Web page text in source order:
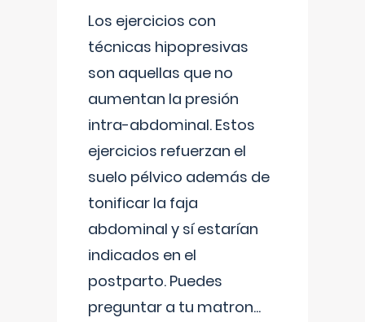
Los ejercicios con
técnicas hipopresivas
son aquellas que no
aumentan la presión
intra-abdominal. Estos
ejercicios refuerzan el
suelo pélvico además de
tonificar la faja
abdominal y sí estarían
indicados en el
postparto. Puedes
preguntar a tu matron...